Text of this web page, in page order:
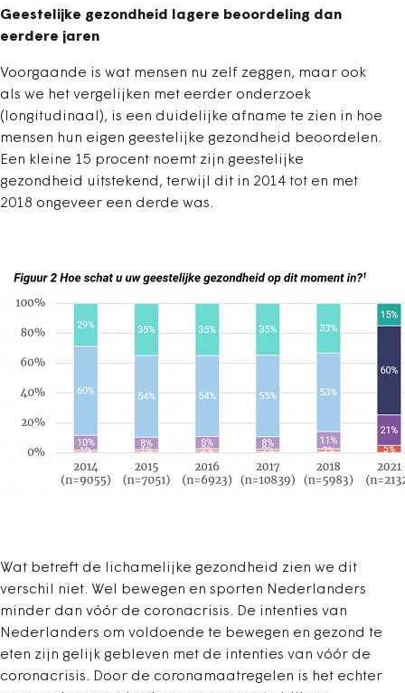
Geestelijke gezondheid lagere beoordeling dan
eerdere jaren
Voorgaande is wat mensen nu zelf zeggen, maar ook
als we het vergelijken met eerder onderzoek
(longitudinaal), is een duidelijke afname te zien in hoe
mensen hun eigen geestelijke gezondheid beoordelen.
Een kleine 15 procent noemt zijn geestelijke
gezondheid uitstekend, terwijl dit in 2014 tot en met
2018 ongeveer een derde was.
Wat betreft de lichamelijke gezondheid zien we dit
verschil niet. Wel bewegen en sporten Nederlanders
minder dan vóór de coronacrisis. De intenties van
Nederlanders om voldoende te bewegen en gezond te
eten zijn gelijk gebleven met de intenties van vóór de
coronacrisis. Door de coronamaatregelen is het echter